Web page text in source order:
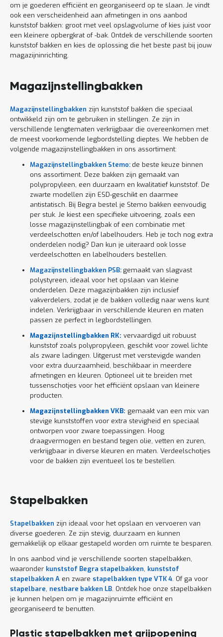
om je goederen efficiënt en georganiseerd op te slaan. Je vindt
ook een verscheidenheid aan afmetingen in ons aanbod
kunststof bakken: groot met veel opslagvolume of kies juist voor
een kleinere opbergkrat of -bak. Ontdek de verschillende soorten
kunststof bakken en kies de oplossing die het beste past bij jouw
magazijninrichting.
Magazijnstellingbakken
Magazijnstellingbakken zijn kunststof bakken die speciaal
ontwikkeld zijn om te gebruiken in stellingen. Ze zijn in
verschillende lengtematen verkrijgbaar die overeenkomen met
de meest voorkomende legbordstelling dieptes. We hebben de
volgende magazijnstellingbakken in ons assortiment:
Magazijnstellingbakken Stemo: de beste keuze binnen
ons assortiment. Deze bakken zijn gemaakt van
polypropyleen, een duurzaam en kwalitatief kunststof. De
zwarte modellen zijn ESD-geschikt en daarmee
antistatisch. Bij Begra bestel je Stemo bakken eenvoudig
per stuk. Je kiest een specifieke uitvoering, zoals een
losse magazijnstellingbak of een combinatie met
verdeelschotten en/of labelhouders. Heb je toch nog extra
onderdelen nodig? Dan kun je uiteraard ook losse
verdeelschotten en labelhouders bestellen.
Magazijnstellingbakken PSB: gemaakt van slagvast
polystyreen, ideaal voor het opslaan van kleine
onderdelen. Deze magazijnbakken zijn inclusief
vakverdelers, zodat je de bakken volledig naar wens kunt
indelen. Verkrijgbaar in verschillende kleuren en maten
passen ze perfect in legbordstellingen.
Magazijnstellingbakken RK: vervaardigd uit robuust
kunststof zoals polypropyleen, geschikt voor zowel lichte
als zware ladingen. Uitgerust met verstevigde wanden
voor extra duurzaamheid, beschikbaar in meerdere
afmetingen en kleuren. Optioneel uit te breiden met
tussenschotjes voor het efficiënt opslaan van kleinere
producten.
Magazijnstellingbakken VKB: gemaakt van een mix van
stevige kunststoffen voor extra stevigheid en speciaal
ontworpen voor zware toepassingen. Hoog
draagvermogen en bestand tegen olie, vetten en zuren,
verkrijgbaar in diverse kleuren en maten. Verdeelschotjes
voor de bakken zijn eventueel los te bestellen.
Stapelbakken
Stapelbakken zijn ideaal voor het opslaan en vervoeren van
diverse goederen. Ze zijn stevig, duurzaam en kunnen
gemakkelijk op elkaar gestapeld worden om ruimte te besparen.
In ons aanbod vind je verschillende soorten stapelbakken,
waaronder kunststof Begra stapelbakken, kunststof
stapelbakken A en zware stapelbakken type VTK 4. Of ga voor
stapelbare, nestbare bakken LB. Ontdek hoe onze stapelbakken
je kunnen helpen om je magazijnruimte efficiënt en
georganiseerd te benutten.
Plastic stapelbakken met grijpopening